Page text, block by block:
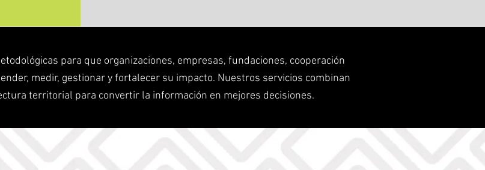
para que organizaciones, empresas, fundaciones, cooperación
medir, gestionar y fortalecer su impacto. Nuestros servicios combinan
territorial para convertir la información en mejores decisiones.